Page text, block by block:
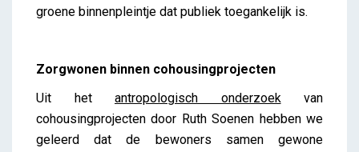
groene binnenpleintje dat publiek toegankelijk is.
Zorgwonen binnen cohousingprojecten
Uit het antropologisch onderzoekvan
cohousingprojecten door Ruth Soenen hebben we
geleerd dat de bewoners samen gewone